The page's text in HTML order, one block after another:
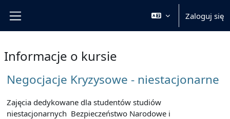
Zaloguj się
Informacje o kursie
Negocjacje Kryzysowe - niestacjonarne
Zajęcia dedykowane dla studentów studiów
niestacjonarnych Bezpieczeństwo Narodowe i